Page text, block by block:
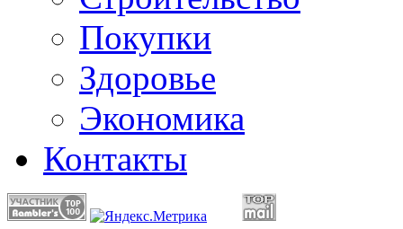
Покупки
Здоровье
Экономика
Контакты